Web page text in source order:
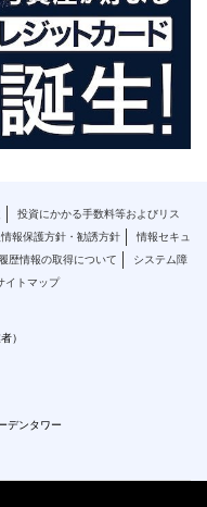
投資にかかる手数料等およびリス
報保護方針・勧誘方針
情報セキュ
履歴情報の取得について
システム障
イトマップ
）
ンタワー